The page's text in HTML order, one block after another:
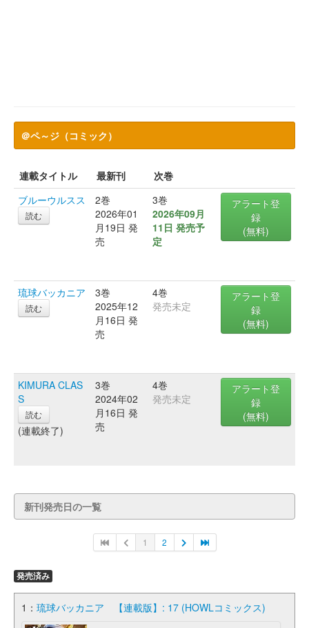
＠ペ～ジ（コミック）
連載タイトル 最新刊
次巻
ブルーウルスス
読む
2巻
2026年01
月19日 発
売
3巻
2026年09月
11日 発売予
定
アラート登
録
(無料)
琉球バッカニア
読む
3巻
2025年12
月16日 発
売
4巻
発売未定
アラート登
録
(無料)
KIMURA CLAS
S
読む
(連載終了)
3巻
2024年02
月16日 発
売
4巻
発売未定
アラート登
録
(無料)
新刊発売日の一覧
1 2
発売済み
1： 琉球バッカニア 【連載版】: 17 (HOWLコミックス)